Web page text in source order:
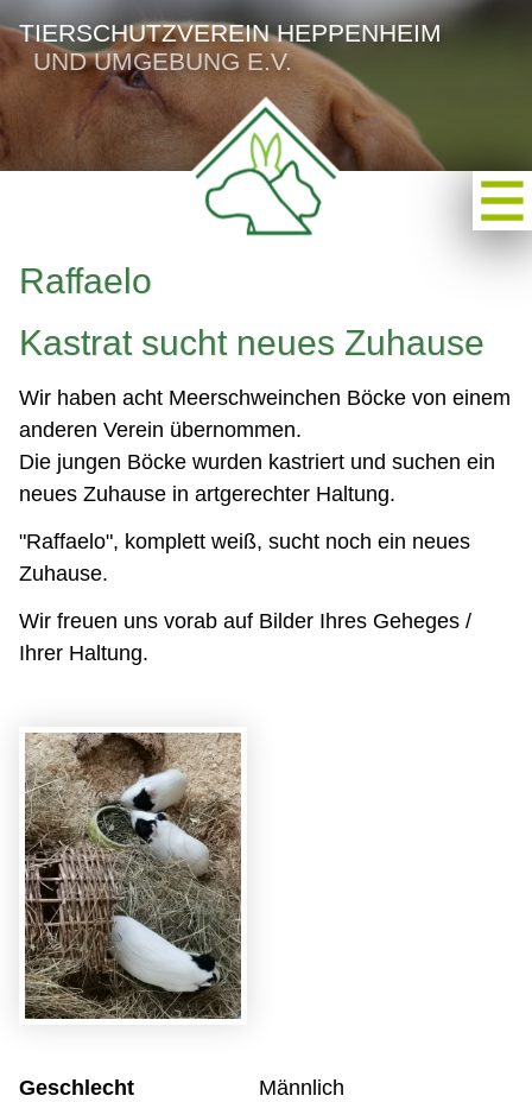
TIERSCHUTZVEREIN HEPPENHEIM
UND UMGEBUNG E.V.
Raffaelo
Kastrat sucht neues Zuhause
Wir haben acht Meerschweinchen Böcke von einem
anderen Verein übernommen.
Die jungen Böcke wurden kastriert und suchen ein
neues Zuhause in artgerechter Haltung.
"Raffaelo", komplett weiß, sucht noch ein neues
Zuhause.
Wir freuen uns vorab auf Bilder Ihres Geheges /
Ihrer Haltung.
Geschlecht Männlich